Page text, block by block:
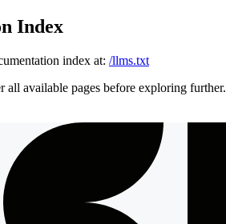
Index
index at: /llms.txt
all available pages before exploring further.